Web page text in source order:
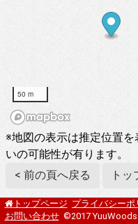
50 m
※地図の表示は推定位置
いの可能性が有ります。
< 前の頁へ戻る
ト
トップページ プライバシーポ
お問い合わせ ©2017 YuuWoods